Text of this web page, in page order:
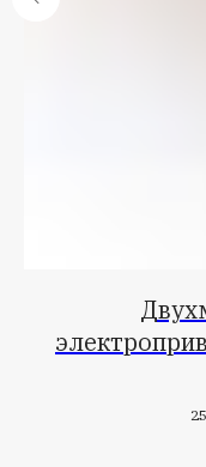
подъём до